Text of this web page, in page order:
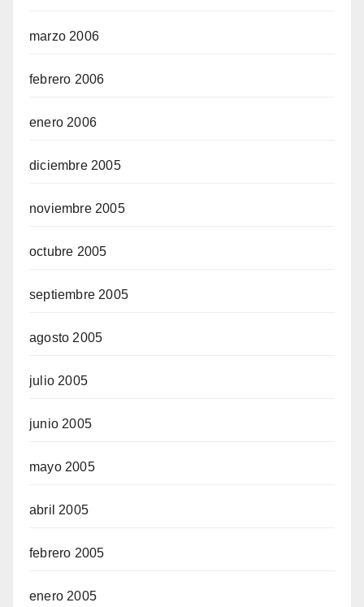
marzo 2006
febrero 2006
enero 2006
diciembre 2005
noviembre 2005
octubre 2005
septiembre 2005
agosto 2005
julio 2005
junio 2005
mayo 2005
abril 2005
febrero 2005
enero 2005